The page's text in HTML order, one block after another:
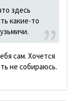
здесь
какие-то
сам. Хочется
не собираюсь.